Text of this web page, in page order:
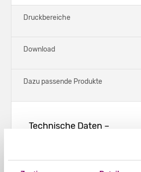
Druckbereiche
Download
Dazu passende Produkte
Technische Daten –